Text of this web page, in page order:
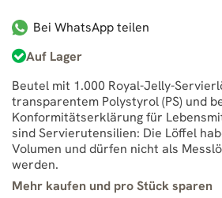
Bei WhatsApp teilen
Auf Lager
Mehr kaufen und pro Stück sparen
Beutel mit 1.000 Royal-Jelly-
transparentem Polystyrol (PS) und
Konformitätserklärung für
sind Servierutensilien: Die Löffel
Volumen und dürfen nicht als
werden.